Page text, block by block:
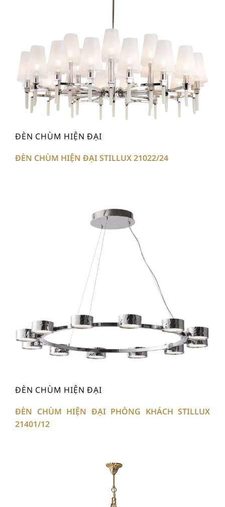
ĐÈN CHÙM HIỆN ĐẠI
ĐÈN CHÙM HIỆN ĐẠI STILLUX 21022/24
ĐÈN CHÙM HIỆN ĐẠI
ĐÈN CHÙM HIỆN ĐẠI PHÒNG KHÁCH STILLUX
21401/12